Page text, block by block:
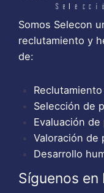
Somos Selecon
reclutamiento y
de:
Selección de
Evaluación de
Valoración de
Desarrollo
Síguenos en